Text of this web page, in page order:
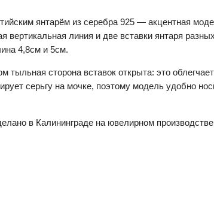
янтарём из серебра 925 — акцентная
линия и две вставки янтаря
4,8см и 5см.
тыльная сторона вставок открыта: это
серьгу на мочке, поэтому модель удобно
в Калининграде на ювелирном